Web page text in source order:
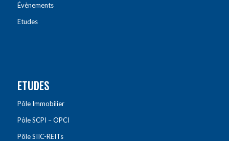
Évènements
Etudes
ETUDES
Pôle Immobilier
Pôle SCPI – OPCI
Pôle SIIC-REITs